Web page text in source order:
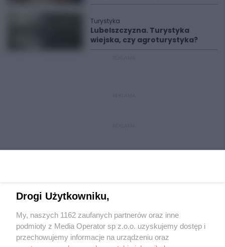
Turystyka
Lubelszczyzna. Turystyka
wiejska, czy agroturystyka?
Wydawca mediówlokalnych
Drogi Użytkowniku,
My, naszych 1162 zaufanych partnerów oraz inne
podmioty z Media Operator sp z.o.o. uzyskujemy dostęp i
przechowujemy informacje na urządzeniu oraz